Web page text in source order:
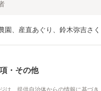
園、産直あぐり、鈴木弥吉さ
・その他
は、提供自治体からの情報に基づ